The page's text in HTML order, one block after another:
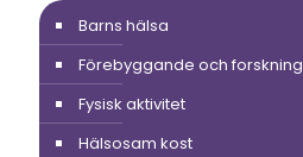
Barns hälsa
Förebyggande och forskning
Fysisk aktivitet
Hälsosam kost